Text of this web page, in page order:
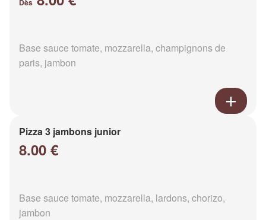
Dès
Base sauce tomate, mozzarella, champignons de
paris, jambon
Pizza 3 jambons junior
8.00 €
Base sauce tomate, mozzarella, lardons, chorizo,
jambon